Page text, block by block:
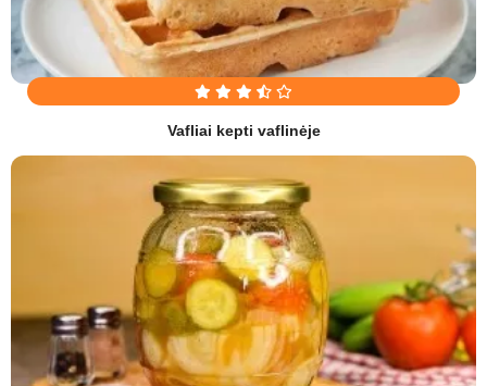
Vafliai kepti vaflinėje